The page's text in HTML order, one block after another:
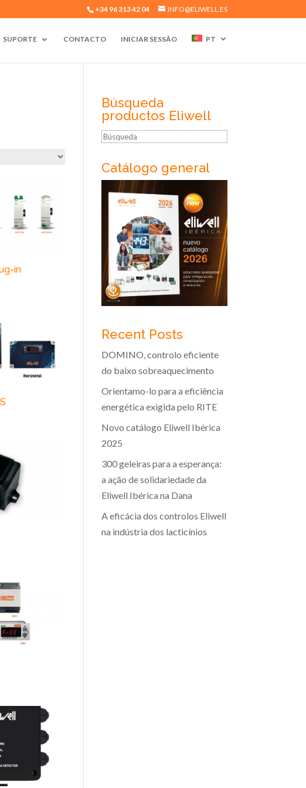
+34 96 313 42 04 INFO@ELIWELL.ES
SUPORTE CONTACTO INICIAR SESSÃO PT
in
Búsqueda
productos Eliwell
Búsqueda
Catálogo general
Recent Posts
DOMINO, controlo eficiente
do baixo sobreaquecimento
Orientamo-lo para a eficiência
energética exigida pelo RITE
Novo catálogo Eliwell Ibérica
2025
300 geleiras para a esperança:
a ação de solidariedade da
Eliwell Ibérica na Dana
A eficácia dos controlos Eliwell
na indústria dos lacticínios